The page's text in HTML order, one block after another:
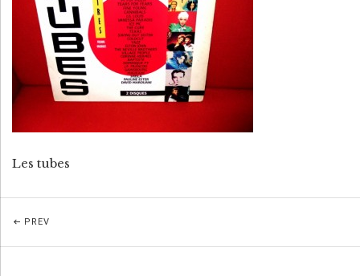
P
Y
Les tubes
PREV